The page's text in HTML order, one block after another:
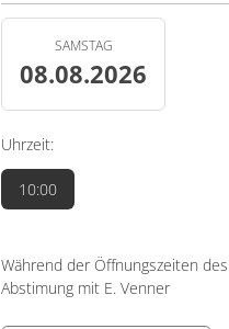
SAMSTAG
08.08.2026
Uhrzeit:
10:00
Während der Öffnungszeiten
Abstimung mit E. Venner